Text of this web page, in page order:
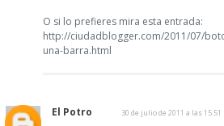
O si lo prefieres mira esta entrada:
http://ciudadblogger.com/2011/07/
una-barra.html
El Potro 30 de julio de 2011 a las 15:51